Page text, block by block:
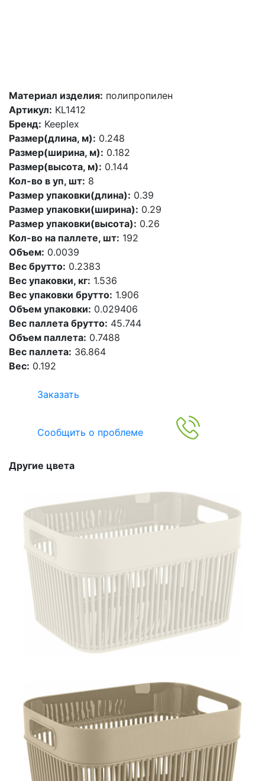
Материал изделия: полипропилен
Артикул: KL1412
Бренд: Keeplex
Размер(длина, м): 0.248
Размер(ширина, м): 0.182
Размер(высота, м): 0.144
Кол-во в уп, шт: 8
Размер упаковки(длина): 0.39
Размер упаковки(ширина): 0.29
Размер упаковки(высота): 0.26
Кол-во на паллете, шт: 192
Объем: 0.0039
Вес брутто: 0.2383
Вес упаковки, кг: 1.536
Вес упаковки брутто: 1.906
Объем упаковки: 0.029406
Вес паллета брутто: 45.744
Объем паллета: 0.7488
Вес паллета: 36.864
Вес: 0.192
Заказать
Сообщить о проблеме
Другие цвета